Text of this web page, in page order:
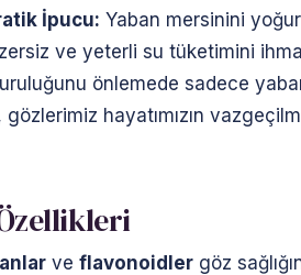
İpucu: Yaban mersinini
ve yeterli su tüketimini
önlemede sadece
hayatımızın
ve flavonoidlergöz